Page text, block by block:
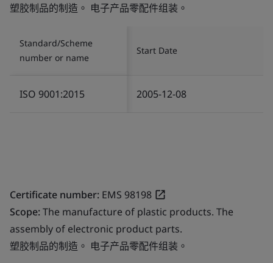
塑胶制品的制造。 电子产品零配件组装。
Standard/Scheme
number or name
Start Date
ISO 9001:2015 2005-12-08
Certificate number: EMS 98198
Scope:The manufacture of plastic products. The
assembly of electronic product parts.
塑胶制品的制造。 电子产品零配件组装。